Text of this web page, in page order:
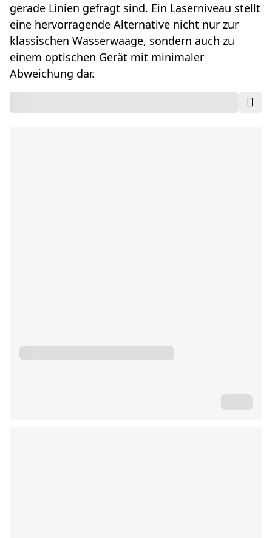
gerade Linien gefragt sind. Ein Laserniveau stellt
eine hervorragende Alternative nicht nur zur
klassischen Wasserwaage, sondern auch zu
einem optischen Gerät mit minimaler
Abweichung dar.